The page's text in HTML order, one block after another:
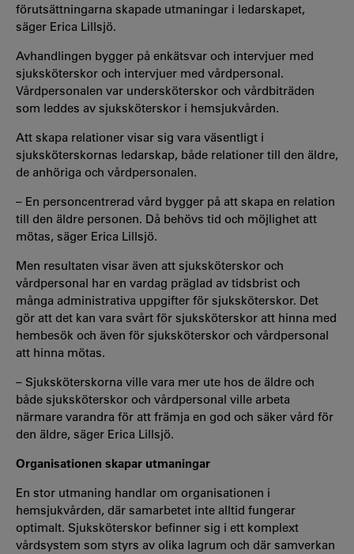
förutsättningarna skapade utmaningar i ledarskapet,
säger Erica Lillsjö.
Avhandlingen bygger på enkätsvar och intervjuer med
sjuksköterskor och intervjuer med vårdpersonal.
Vårdpersonalen var undersköterskor och vårdbiträden
som leddes av sjuksköterskor i hemsjukvården.
Att skapa relationer visar sig vara väsentligt i
sjuksköterskornas ledarskap, både relationer till den äldre,
de anhöriga och vårdpersonalen.
– En personcentrerad vård bygger på att skapa en relation
till den äldre personen. Då behövs tid och möjlighet att
mötas, säger Erica Lillsjö.
Men resultaten visar även att sjuksköterskor och
vårdpersonal har en vardag präglad av tidsbrist och
många administrativa uppgifter för sjuksköterskor. Det
gör att det kan vara svårt för sjuksköterskor att hinna med
hembesök och även för sjuksköterskor och vårdpersonal
att hinna mötas.
– Sjuksköterskorna ville vara mer ute hos de äldre och
både sjuksköterskor och vårdpersonal ville arbeta
närmare varandra för att främja en god och säker vård för
den äldre, säger Erica Lillsjö.
Organisationen skapar utmaningar
En stor utmaning handlar om organisationen i
hemsjukvården, där samarbetet inte alltid fungerar
optimalt. Sjuksköterskor befinner sig i ett komplext
vårdsystem som styrs av olika lagrum och där samverkan